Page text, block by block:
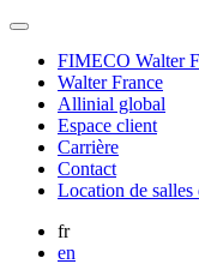
FIMECO Walter
Walter France
Allinial global
Espace client
Carrière
Contact
Location de salles
fr
en